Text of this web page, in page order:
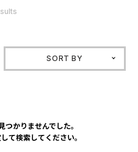
SORT BY
かりませんでした。
て検索してください。